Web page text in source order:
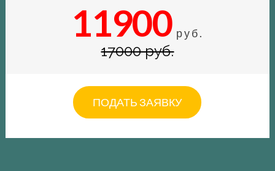
11900 руб.
17000 руб.
ПОДАТЬ ЗАЯВКУ